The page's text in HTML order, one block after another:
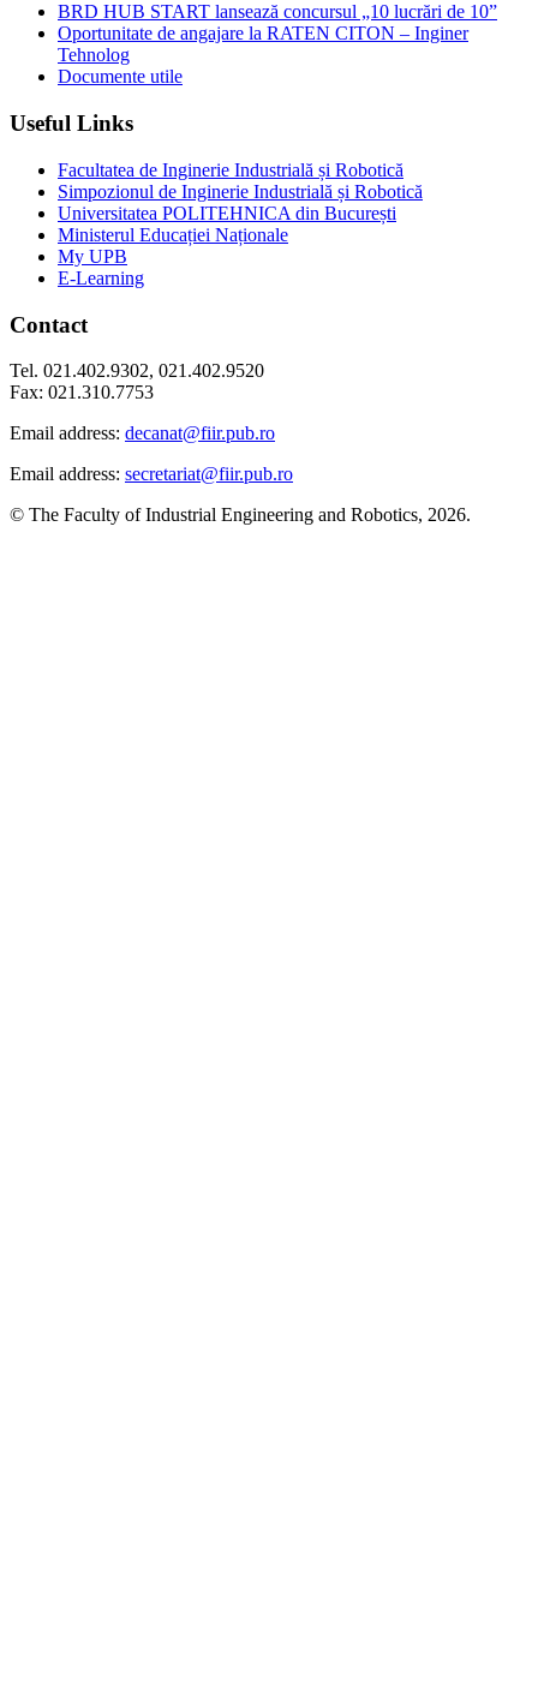
BRD HUB START lansează concursul „10 lucrări de 10”
Oportunitate de angajare la RATEN CITON – Inginer
Tehnolog
Documente utile
Useful Links
Facultatea de Inginerie Industrială și Robotică
Simpozionul de Inginerie Industrială și Robotică
Universitatea POLITEHNICA din București
Ministerul Educației Naționale
My UPB
E-Learning
Contact
Tel. 021.402.9302, 021.402.9520
Fax: 021.310.7753
Email address: decanat@fiir.pub.ro
Email address: secretariat@fiir.pub.ro
© The Faculty of Industrial Engineering and Robotics, 2026.